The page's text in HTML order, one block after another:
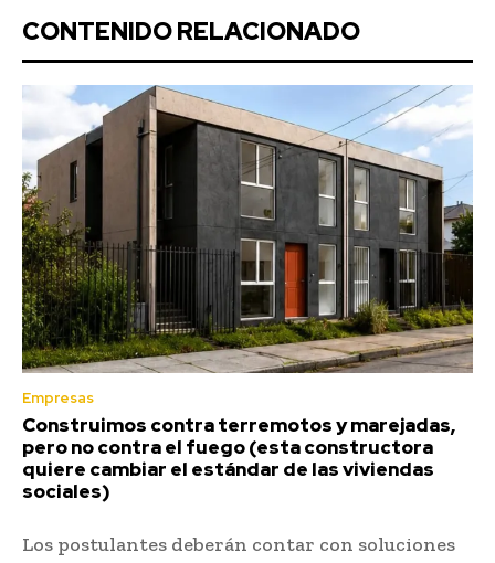
CONTENIDO RELACIONADO
Empresas
Construimos contra terremotos y marejadas,
pero no contra el fuego (esta constructora
quiere cambiar el estándar de las viviendas
sociales)
Los postulantes deberán contar con soluciones